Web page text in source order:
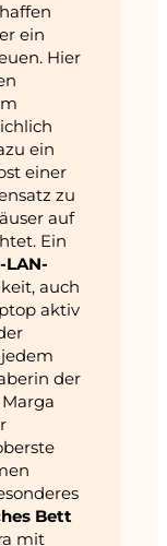
ein
Hier
ein
einer
zu
auf
Ein
auch
aktiv
der
Bett
mit